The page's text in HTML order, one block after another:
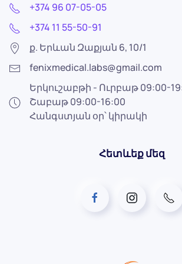
+374 96 07-05-05
+374 11 55-50-91
ք. Երևան Զաքյան 6, 10/1
fenixmedical.labs@gmail.com
Երկուշաբթի - Ուրբաթ 09:00-
Շաբաթ 09:00-16:00
Հանգստյան օր՝ կիրակի
Հետևեք մեզ